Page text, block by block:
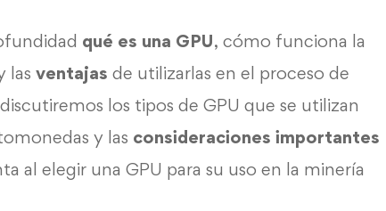
qué es una GPU, cómo funciona la
las ventajas de utilizarlas en el proceso de
los tipos de GPU que se utilizan
y las consideraciones importantes
al elegir una GPU para su uso en la minería